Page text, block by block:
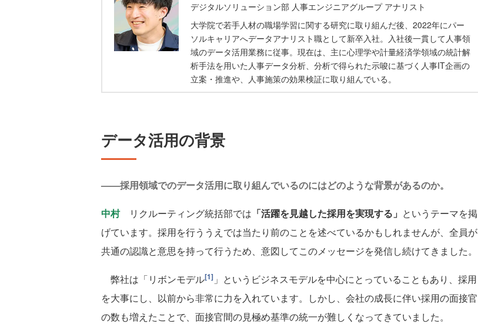
デジタルソリューション部 人事エンジニアグループ アナリスト
大学院で若手人材の職場学習に関する研究に取り組んだ後、2022年にパー
ソルキャリアへデータアナリスト職として新卒入社。入社後一貫して人事領
域のデータ活用業務に従事。現在は、主に心理学や計量経済学領域の統計解
析手法を用いた人事データ分析、分析で得られた示唆に基づく人事IT企画の
立案・推進や、人事施策の効果検証に取り組んでいる。
データ活用の背景
——採用領域でのデータ活用に取り組んでいるのにはどのような背景があるのか。
中村リクルーティング統括部では 「活躍を見越した採用を実現する」 というテーマを掲
げています。採用を行ううえでは当たり前のことを述べているかもしれませんが、全員が
共通の認識と意思を持って行うため、意図してこのメッセージを発信し続けてきました。
弊社は「リボンモデル[1] 」というビジネスモデルを中心にとっていることもあり、採用
を大事にし、以前から非常に力を入れています。しかし、会社の成長に伴い採用の面接官
の数も増えたことで、面接官間の見極め基準の統一が難しくなってきていました。